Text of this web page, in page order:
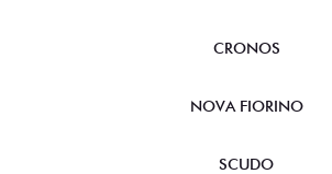
CRONOS
NOVA FIORINO
SCUDO